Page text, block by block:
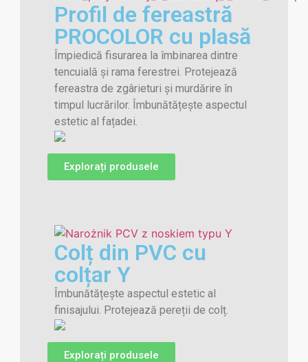
Profil de fereastră
PROCOLOR cu plasă
Împiedică fisurarea la îmbinarea dintre
tencuială și rama ferestrei. Protejează
fereastra de zgârieturi și murdărire în
timpul lucrărilor. Îmbunătățește aspectul
estetic al fațadei.
Explorați produsele
Colț din PVC cu
colțar Y
Îmbunătățește aspectul estetic al
finisajului. Protejează pereții de colț.
Explorați produsele